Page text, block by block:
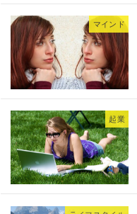
マインド
起業